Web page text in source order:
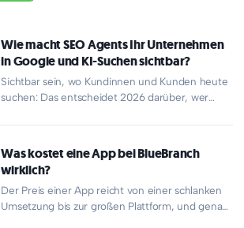
Wie macht SEO Agents Ihr Unternehmen
in Google und KI-Suchen sichtbar?
Sichtbar sein, wo Kundinnen und Kunden heute
suchen: Das entscheidet 2026 darüber, wer
Was kostet eine App bei BlueBranch
wirklich?
Der Preis einer App reicht von einer schlanken
Umsetzung bis zur großen Plattform, und genau